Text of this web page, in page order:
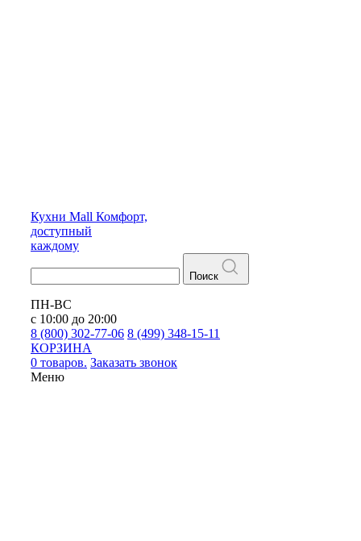
Кухни Mall Комфорт,
доступный
каждому
Поиск
ПН-ВС
с 10:00 до 20:00
8 (800) 302-77-06 8 (499) 348-15-11
КОРЗИНА
0 товаров. Заказать звонок
Меню